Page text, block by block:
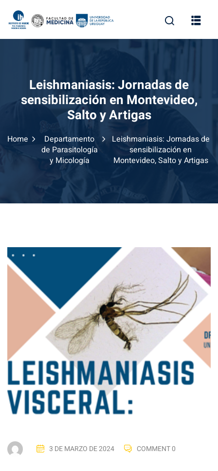
content
Leishmaniasis: Jornadas de
sensibilización en Montevideo,
Salto y Artigas
Home
Departamento
de Parasitología
y Micología
Leishmaniasis: Jornadas de
sensibilización en
Montevideo, Salto y Artigas
3 DE MARZO DE 2024 COMMENT 0